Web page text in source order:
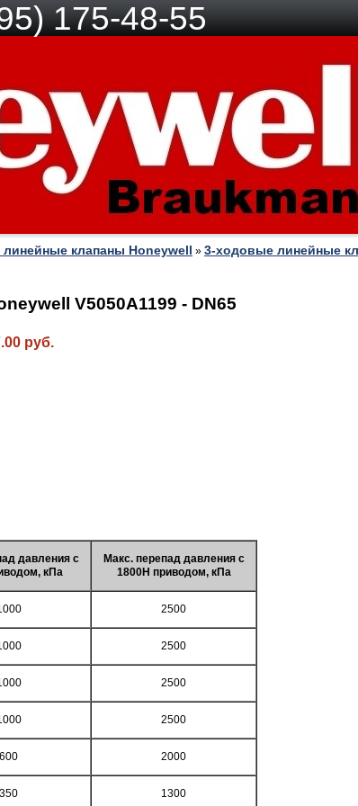
175-48-55
клапаны Honeywell » 3-ходовые линейные
V5050A1199 - DN65
руб.
давления c
кПа
Макс. перепад давления с
1800Н приводом, кПа
2500
2500
2500
2500
600 2000
350 1300